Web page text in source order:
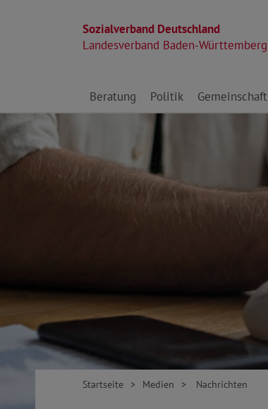
Sozialverband Deutschland
Landesverband Baden-Württemberg
Direkt zu den Inhalten springen
Beratung Politik Gemeinschaft
Startseite Medien Nachrichten